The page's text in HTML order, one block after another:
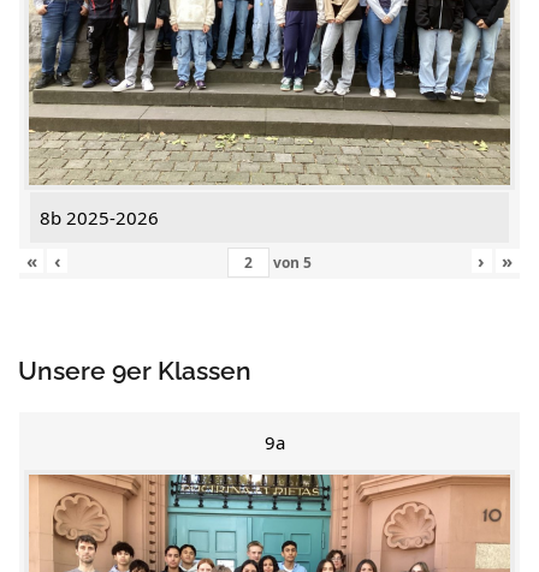
8b 2025-2026
«
‹ von 5 › »
Unsere 9er Klassen
9a